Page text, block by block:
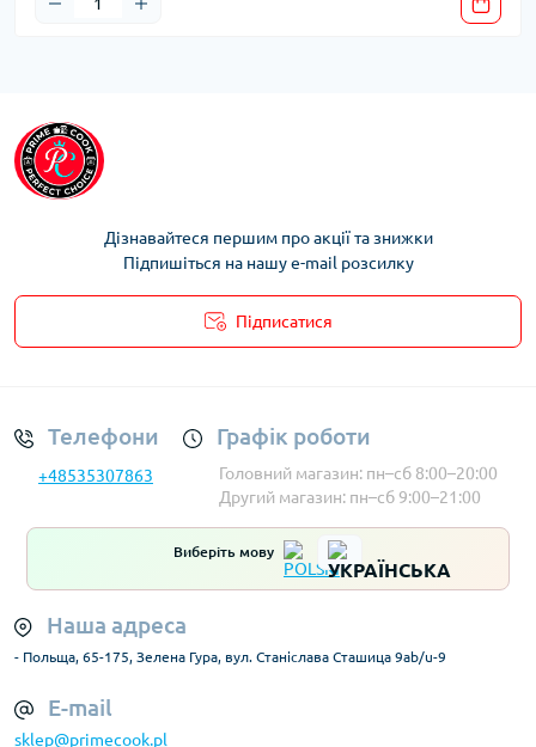
Дізнавайтеся першим про акції та знижки
Підпишіться на нашу e-mail розсилку
Підписатися
Телефони
+48535307863
Графік роботи
Головний магазин: пн–сб 8:00–20:00
Другий магазин: пн–сб 9:00–21:00
Виберіть мову
Наша адреса
- Польща, 65-175, Зелена Гура, вул. Станіслава Сташица 9ab/u-9
E-mail
sklep@primecook.pl